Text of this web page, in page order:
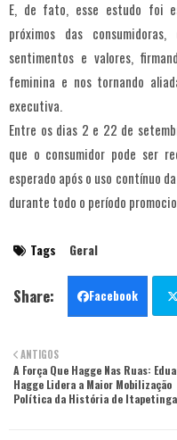
E, de fato, esse estudo foi
próximos das
sentimentos e valores,
feminina e nos tornando
executiva.
Entre os dias 2 e 22 de
que o consumidor pode ser
esperado após o uso contínuo
durante todo o período
Tags Geral
Facebook
ANTIGOS
A Força Que Hagge Nas Ruas:
Hagge Lidera a Maior Mobilização
Política da História de Itapetinga